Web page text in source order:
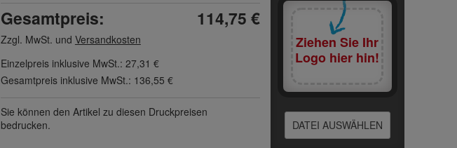
Gesamtpreis: 114,75 €
Zzgl. MwSt. und Versandkosten
Einzelpreis inklusive MwSt.: 27,31 €
Gesamtpreis inklusive MwSt.: 136,55 €
Sie können den Artikel zu diesen Druck­preisen
bedrucken.
Ziehen Sie Ihr
Logo hier hin!
DATEI AUSWÄHLEN